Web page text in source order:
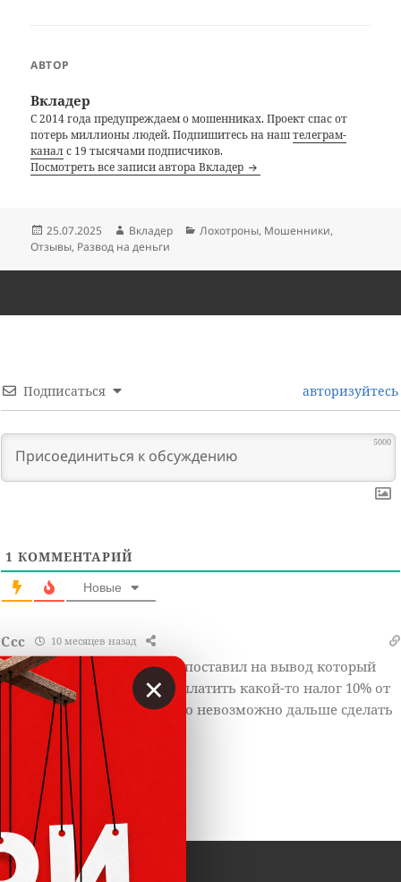
АВТОР
Вкладер
С 2014 года предупреждаем о мошенниках. Проект спас от
потерь миллионы людей. Подпишитесь на наштелеграм-
каналс 19 тысячами подписчиков.
Посмотреть все записи автора Вкладер
Опубликовано
25.07.2025 Автор
Вкладер Рубрики
Лохотроны, Мошенники,
Отзывы, Развод на деньги
Подписаться авторизуйтесь
5000
1 КОММЕНТАРИЙ
Новые
Ссс 10 месяцев назад
Я тоже столкнулся с ними, поставил на вывод который
нельзя получить если не оплатить какой-то налог 10% от
суммы вывода, и все ничего невозможно дальше сделать
Ответить
×